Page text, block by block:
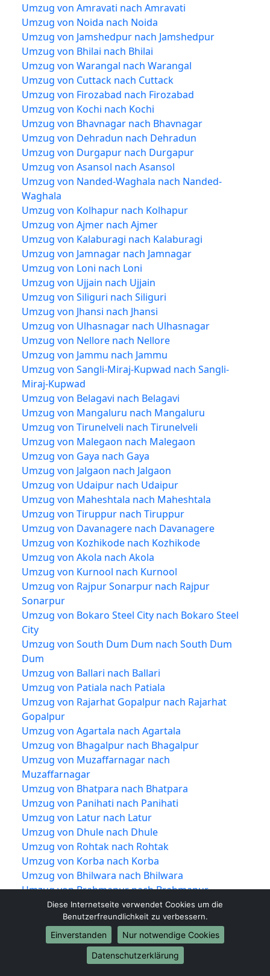
Umzug von Amravati nach Amravati
Umzug von Noida nach Noida
Umzug von Jamshedpur nach Jamshedpur
Umzug von Bhilai nach Bhilai
Umzug von Warangal nach Warangal
Umzug von Cuttack nach Cuttack
Umzug von Firozabad nach Firozabad
Umzug von Kochi nach Kochi
Umzug von Bhavnagar nach Bhavnagar
Umzug von Dehradun nach Dehradun
Umzug von Durgapur nach Durgapur
Umzug von Asansol nach Asansol
Umzug von Nanded-Waghala nach Nanded-
Waghala
Umzug von Kolhapur nach Kolhapur
Umzug von Ajmer nach Ajmer
Umzug von Kalaburagi nach Kalaburagi
Umzug von Jamnagar nach Jamnagar
Umzug von Loni nach Loni
Umzug von Ujjain nach Ujjain
Umzug von Siliguri nach Siliguri
Umzug von Jhansi nach Jhansi
Umzug von Ulhasnagar nach Ulhasnagar
Umzug von Nellore nach Nellore
Umzug von Jammu nach Jammu
Umzug von Sangli-Miraj-Kupwad nach Sangli-
Miraj-Kupwad
Umzug von Belagavi nach Belagavi
Umzug von Mangaluru nach Mangaluru
Umzug von Tirunelveli nach Tirunelveli
Umzug von Malegaon nach Malegaon
Umzug von Gaya nach Gaya
Umzug von Jalgaon nach Jalgaon
Umzug von Udaipur nach Udaipur
Umzug von Maheshtala nach Maheshtala
Umzug von Tiruppur nach Tiruppur
Umzug von Davanagere nach Davanagere
Umzug von Kozhikode nach Kozhikode
Umzug von Akola nach Akola
Umzug von Kurnool nach Kurnool
Umzug von Rajpur Sonarpur nach Rajpur
Sonarpur
Umzug von Bokaro Steel City nach Bokaro Steel
City
Umzug von South Dum Dum nach South Dum
Dum
Umzug von Ballari nach Ballari
Umzug von Patiala nach Patiala
Umzug von Rajarhat Gopalpur nach Rajarhat
Gopalpur
Umzug von Agartala nach Agartala
Umzug von Bhagalpur nach Bhagalpur
Umzug von Muzaffarnagar nach
Muzaffarnagar
Umzug von Bhatpara nach Bhatpara
Umzug von Panihati nach Panihati
Umzug von Latur nach Latur
Umzug von Dhule nach Dhule
Umzug von Rohtak nach Rohtak
Umzug von Korba nach Korba
Umzug von Bhilwara nach Bhilwara
Umzug von Brahmapur nach Brahmapur
Umzug von Muzaffarpur nach Muzaffarpur
Umzug von Ahmadnagar nach Ahmadnagar
Umzug von Mathura nach Mathura
Umzug von Kollam nach Kollam
Umzug von Avadi nach Avadi
Diese Internetseite verwendet Cookies um die
Benutzerfreundlichkeit zu verbessern.
Einverstanden
Nur notwendige Cookies
Datenschutzerklärung